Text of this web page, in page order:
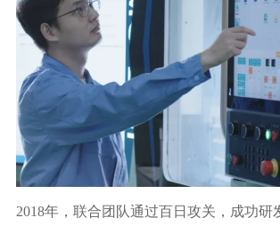
2018年，联合团队通过百日攻关，成功研